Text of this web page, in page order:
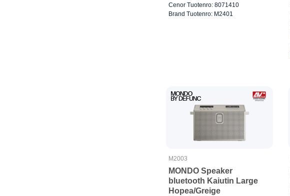
Cenor Tuotenro: 8071410
Brand Tuotenro: M2401
M2003
MONDO Speaker
bluetooth Kaiutin Large
Hopea/Greige